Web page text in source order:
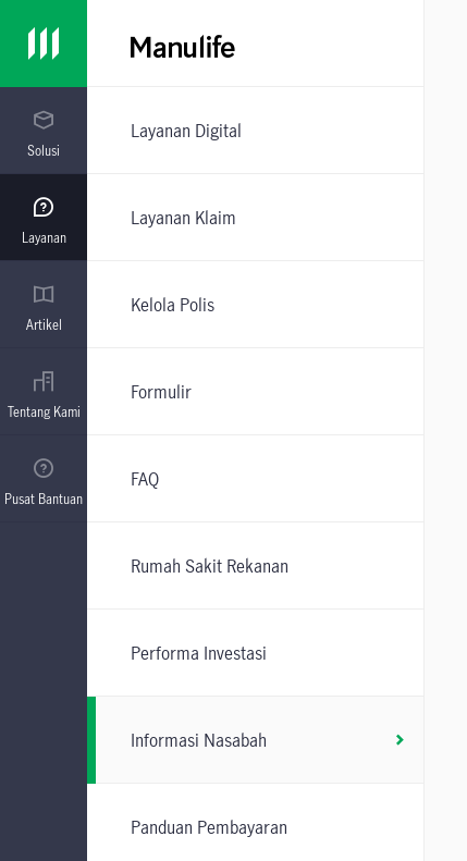
Solusi
Layanan
Artikel
Tentang Kami
Pusat Bantuan
Layanan Digital
Layanan Klaim
Kelola Polis
Formulir
FAQ
Rumah Sakit Rekanan
Performa Investasi
Informasi Nasabah
Panduan Pembayaran